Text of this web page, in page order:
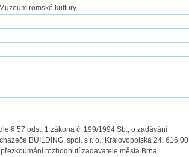
romské kultury
§ 57 odst. 1 zákona č. 199/1994 Sb., o zadávání
BUILDING, spol. s r. o., Královopolská 24, 616 00
rozhodnutí zadavatele města Brna,